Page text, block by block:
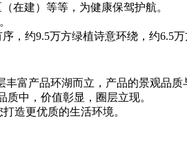
建）等等，为健康保驾护航。
约9.5万方绿植诗意环绕，约6.5万
产品环湖而立，产品的景观品
中，价值彰显，圈层立现。
造更优质的生活环境。